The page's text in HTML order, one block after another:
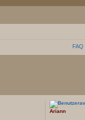
FAQ
Ariann